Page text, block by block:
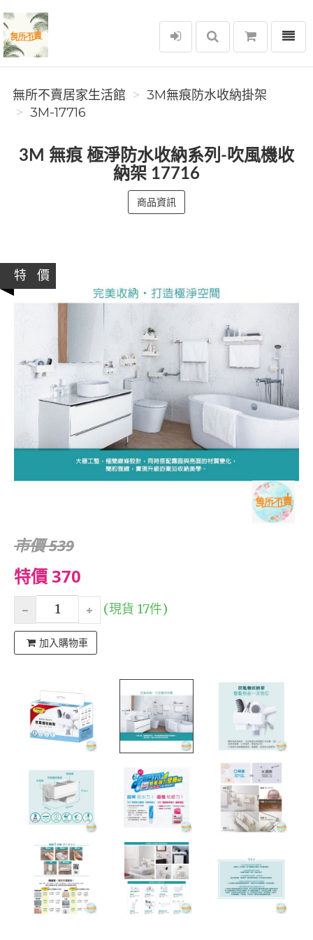
無所不賣居家生活館
選單
無所不賣居家生活館
3M無痕防水收納掛架
3M-17716
3M 無痕 極淨防水收納系列-吹風機收
納架 17716
商品資訊
特 價
市價 539
特價 370
(現貨 17件)
加入購物車